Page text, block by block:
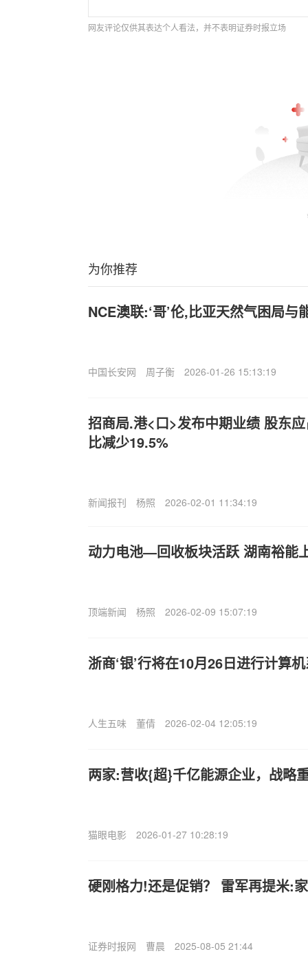
网友评论仅供其表达个人看法，并不表明证券时报立场
为你推荐
NCE澳联:‘哥’伦,比亚天然气困局与
中国长安网 周子衡 2026-01-26 15:13:19
招商局.港<口>发布中期业绩 股东
比减少19.5%
新闻报刊 杨照 2026-02-01 11:34:19
动力电池—回收板块活跃 湖南裕能
顶端新闻 杨照 2026-02-09 15:07:19
浙商‘银’行将在10月26日进行计算
人生五味 董倩 2026-02-04 12:05:19
两家:营收{超}千亿能源企业，战略
猫眼电影 2026-01-27 10:28:19
硬刚格力!还是促销？ 雷军再提米:
证券时报网 曹晨 2025-08-05 21:44